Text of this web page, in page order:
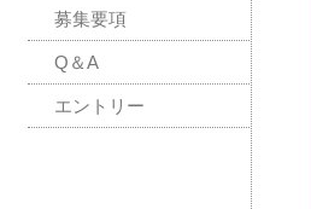
募集要項
Q＆A
エントリー